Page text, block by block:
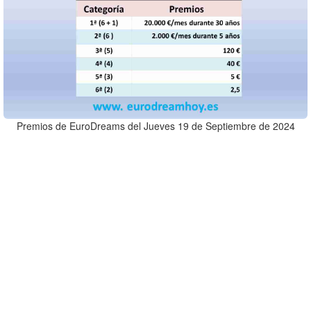
Premios de EuroDreams del Jueves 19 de Septiembre de 2024